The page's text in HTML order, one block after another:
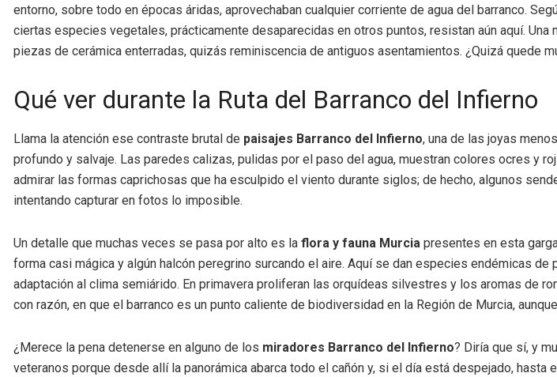
entorno, sobre todo en épocas áridas, aprovechaban cualquier corriente de agua del barranco.
ciertas especies vegetales, prácticamente desaparecidas en otros puntos, resistan aún aquí.
piezas de cerámica enterradas, quizás reminiscencia de antiguos asentamientos. ¿Quizá quede
Qué ver durante la Ruta del Barranco del Infierno
Llama la atención ese contraste brutal de paisajes Barranco del Infierno, una de las joyas
profundo y salvaje. Las paredes calizas, pulidas por el paso del agua, muestran colores ocres y
admirar las formas caprichosas que ha esculpido el viento durante siglos; de hecho, algunos
intentando capturar en fotos lo imposible.
Un detalle que muchas veces se pasa por alto es la flora y fauna Murcia presentes en esta
forma casi mágica y algún halcón peregrino surcando el aire. Aquí se dan especies endémicas
adaptación al clima semiárido. En primavera proliferan las orquídeas silvestres y los aromas de
con razón, en que el barranco es un punto caliente de biodiversidad en la Región de Murcia,
¿Merece la pena detenerse en alguno de los miradores Barranco del Infierno? Diría que sí, y
veteranos porque desde allí la panorámica abarca todo el cañón y, si el día está despejado,